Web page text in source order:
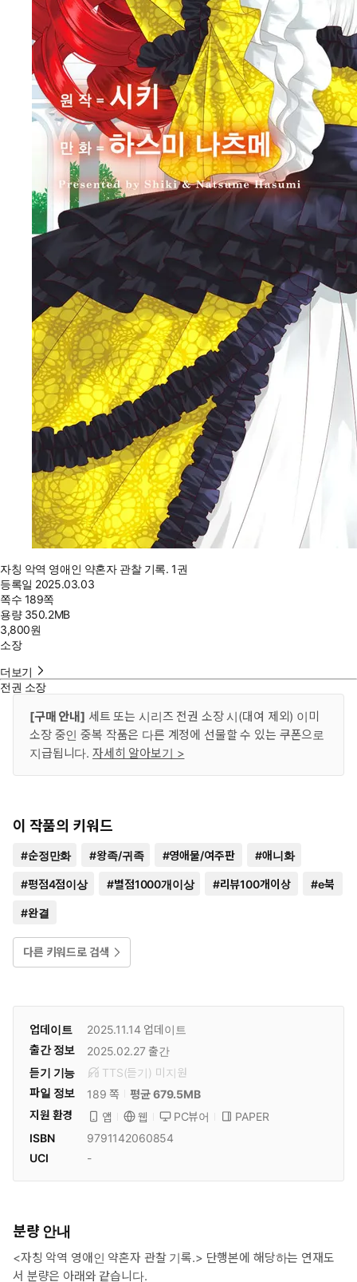
자칭 악역 영애인 약혼자 관찰 기록. 1권
등록일 2025.03.03
쪽수 189쪽
용량 350.2MB
3,800원
소장
더보기
전권 소장
[구매 안내] 세트 또는 시리즈 전권 소장 시(대여 제외) 이미
소장 중인 중복 작품은 다른 계정에 선물할 수 있는 쿠폰으로
지급됩니다. 자세히 알아보기 >
이 작품의 키워드
#순정만화 #왕족/귀족 #영애물/여주판 #애니화
#평점4점이상 #별점1000개이상 #리뷰100개이상 #e북
#완결
다른 키워드로 검색
업데이트 2025.11.14 업데이트
출간 정보
2025.02.27 출간
듣기 기능
TTS(듣기) 미 지원
파일 정보
189 쪽
평균 679.5MB
지원 환경
앱 웹 PC뷰어
PAPER
ISBN
9791142060854
UCI
-
분량 안내
<자칭 악역 영애인 약혼자 관찰 기록.> 단행본에 해당하는 연재도
서 분량은 아래와 같습니다.